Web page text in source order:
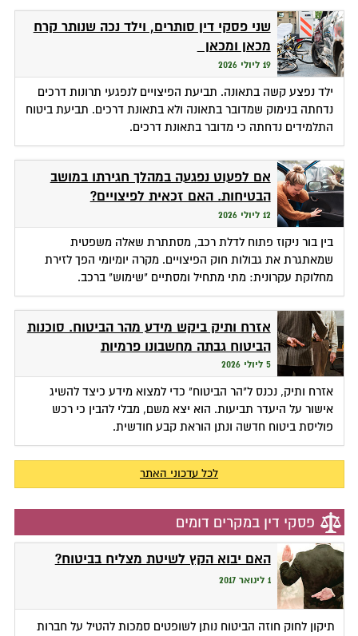
שני פסקי דין סותרים, וילד נכה שנותר קרח
מכאן ומכאן
19 ליולי 2026
ילד נפצע קשה בתאונה. תביעת הפיצויים לנפגעי תרונות דרכים
נדחתה בנימוק שמדובר בתאונה ולא בתאונת דרכים. תביעת ביטוח
התלמידים נדחתה כי מדובר בתאונת דרכים.
אם לפעוט נפגעה במהלך חגירתו במושב
הבטיחות. האם זכאית לפיצויים?
12 ליולי 2026
בין בור ניקוז פתוח לדלת רכב, מסתתרת שאלה משפטית
שמאתגרת את גבולות חוק הפיצויים. מקרה יומיומי הפך לזירת
מחלוקת עקרונית: מתי מתחיל ומסתיים "שימוש" ברכב.
אזרח ותיק ביקש מידע מהר הביטוח. סוכנות
הביטוח גבתה מחשבונו פרמיות
5 ליולי 2026
אזרח ותיק, נכנס ל"הר הביטוח" כדי למצוא מידע כיצד להשיג
אישור על היעדר תביעות. הוא יצא משם, מבלי להבין כי רכש
פוליסת ביטוח חדשה ונתן הוראת קבע חודשית.
לכל עדכוני האתר
פסקי דין במקרים דומים
האם יבוא הקץ לשיטת מצליח בביטוח?
1 לינואר 2017
תיקון לחוק חוזה הביטוח נותן לשופטים סמכות להטיל על חברות